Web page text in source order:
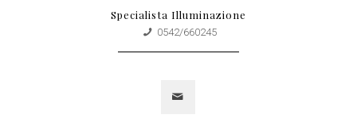
Specialista Illuminazione
0542/660245